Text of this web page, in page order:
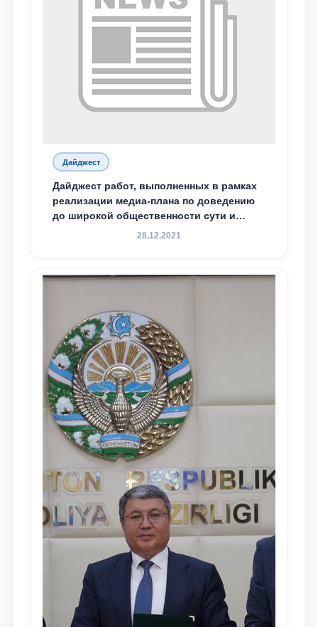
Дайджест
Дайджест работ, выполненных в рамках
реализации медиа-плана по доведению
до широкой общественности сути и
содержания задач, определённых в
Мажлису и народу Узбекистана
28.12.2021